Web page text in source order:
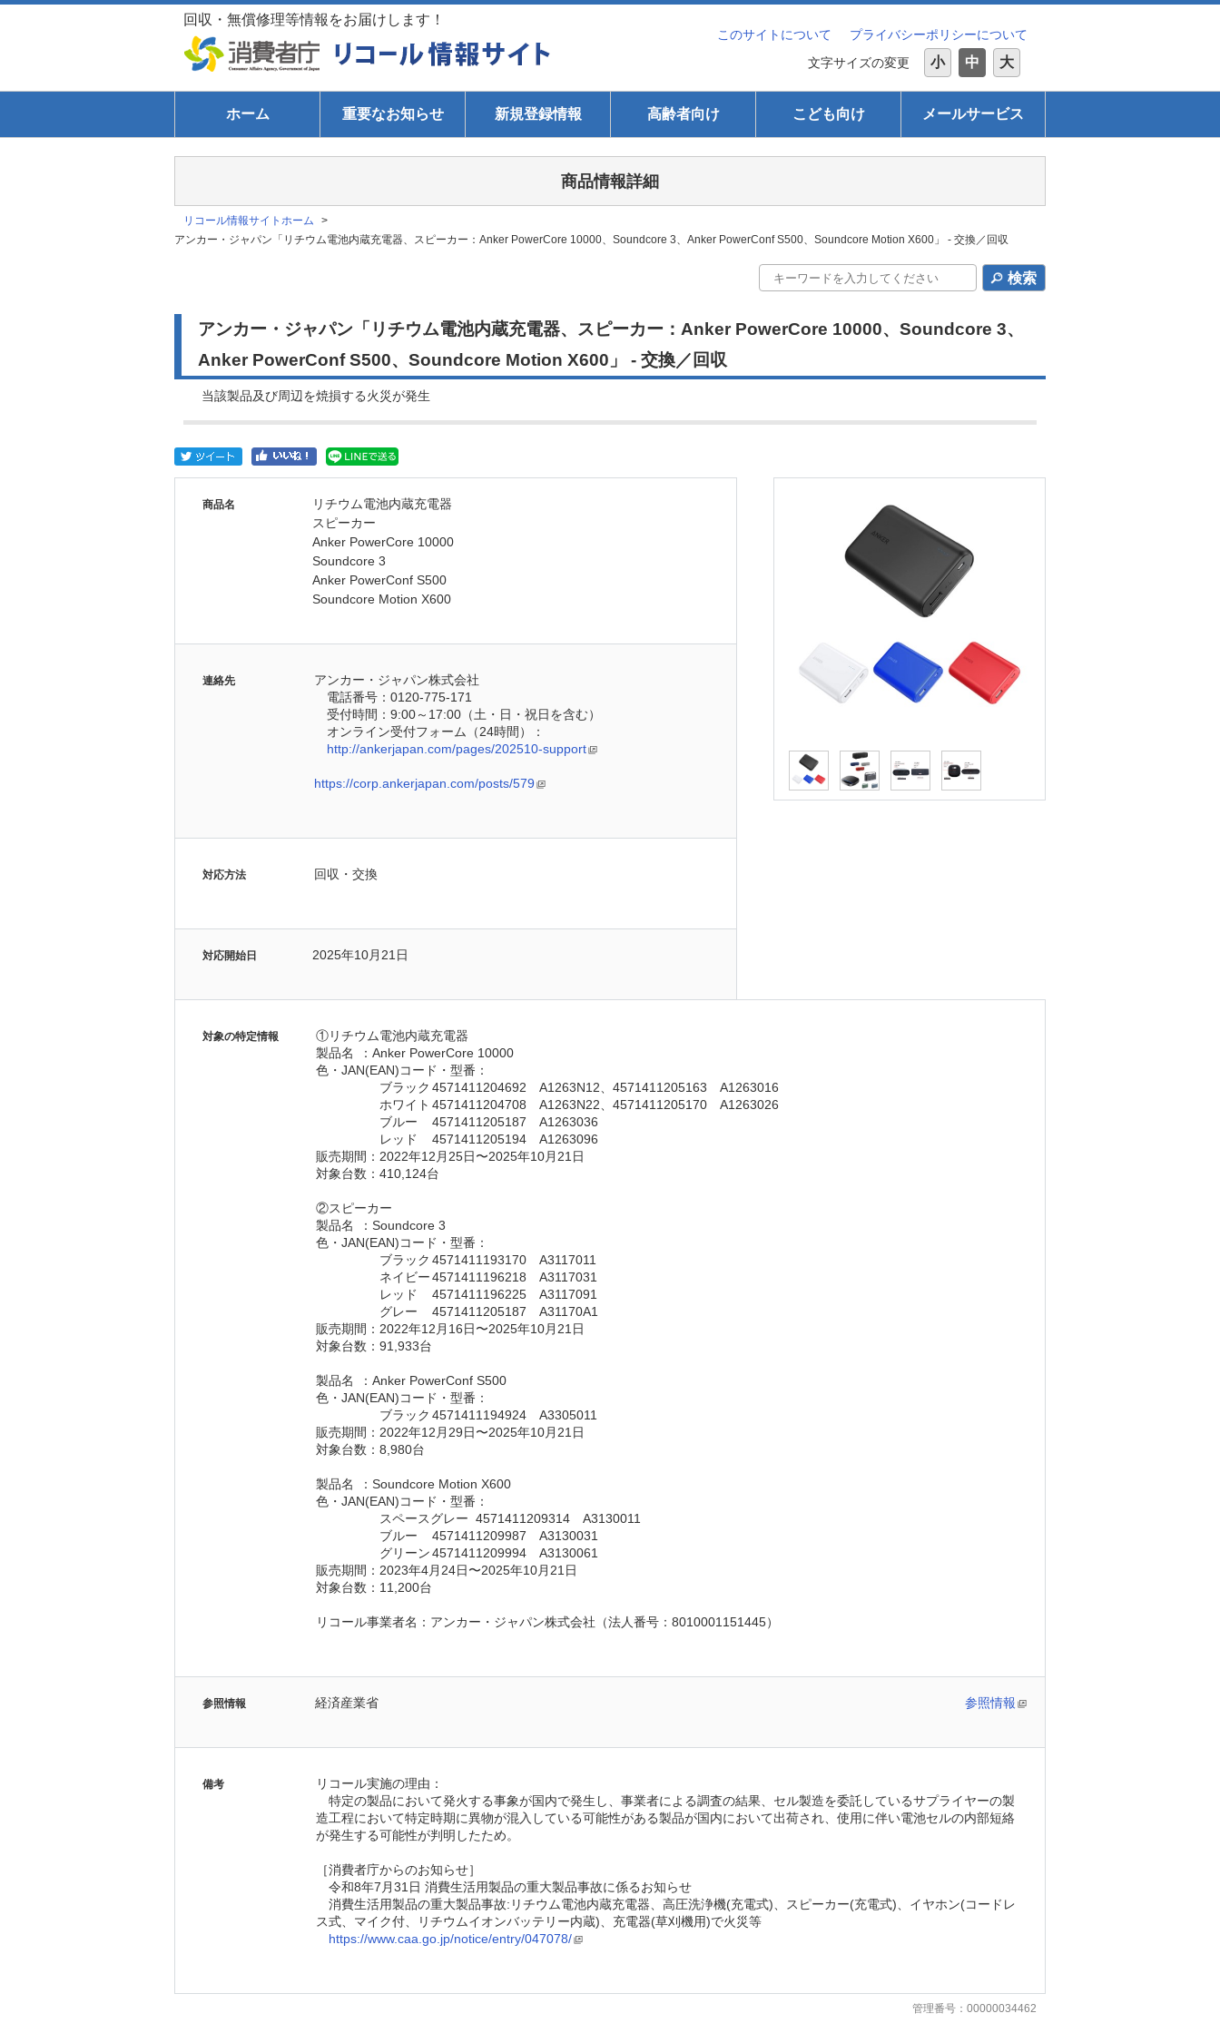
回収・無償修理等情報をお届けします！
このサイトについて
プライバシーポリシーについて
文字サイズの変更
小 中 大
ホーム 重要なお知らせ 新規登録情報 高齢者向け こども向け メールサービス
商品情報詳細
リコール情報サイトホーム
>
アンカー・ジャパン「リチウム電池内蔵充電器、スピーカー：Anker PowerCore 10000、Soundcore 3、Anker PowerConf S500、Soundcore Motion X600」 - 交換／回収
検索
アンカー・ジャパン「リチウム電池内蔵充電器、スピーカー：Anker PowerCore 10000、Soundcore 3、
Anker PowerConf S500、Soundcore Motion X600」 - 交換／回収
当該製品及び周辺を焼損する火災が発生
商品名
リチウム電池内蔵充電器
スピーカー
Anker PowerCore 10000
Soundcore 3
Anker PowerConf S500
Soundcore Motion X600
連絡先
アンカー・ジャパン株式会社
電話番号：0120-775-171
受付時間：9:00～17:00（土・日・祝日を含む）
オンライン受付フォーム（24時間）：
http://ankerjapan.com/pages/202510-support
https://corp.ankerjapan.com/posts/579
対応方法 回収・交換
対応開始日 2025年10月21日
対象の特定情報
①リチウム電池内蔵充電器
製品名	：Anker PowerCore 10000
色・JAN(EAN)コード・型番：
ブラック	4571411204692　A1263N12、4571411205163　A1263016
ホワイト	4571411204708　A1263N22、4571411205170　A1263026
ブルー	4571411205187　A1263036
レッド	4571411205194　A1263096
販売期間：2022年12月25日〜2025年10月21日
対象台数：410,124台
②スピーカー
製品名	：Soundcore 3
色・JAN(EAN)コード・型番：
ブラック	4571411193170　A3117011
ネイビー	4571411196218　A3117031
レッド	4571411196225　A3117091
グレー	4571411205187　A31170A1
販売期間：2022年12月16日〜2025年10月21日
対象台数：91,933台
製品名	：Anker PowerConf S500
色・JAN(EAN)コード・型番：
ブラック	4571411194924　A3305011
販売期間：2022年12月29日〜2025年10月21日
対象台数：8,980台
製品名	：Soundcore Motion X600
色・JAN(EAN)コード・型番：
スペースグレー	4571411209314　A3130011
ブルー	4571411209987　A3130031
グリーン	4571411209994　A3130061
販売期間：2023年4月24日〜2025年10月21日
対象台数：11,200台
リコール事業者名：アンカー・ジャパン株式会社（法人番号：8010001151445）
参照情報 経済産業省 参照情報
備考
リコール実施の理由：
特定の製品において発火する事象が国内で発生し、事業者による調査の結果、セル製造を委託しているサプライヤーの製
造工程において特定時期に異物が混入している可能性がある製品が国内において出荷され、使用に伴い電池セルの内部短絡
が発生する可能性が判明したため。
［消費者庁からのお知らせ］
令和8年7月31日 消費生活用製品の重大製品事故に係るお知らせ
消費生活用製品の重大製品事故:リチウム電池内蔵充電器、高圧洗浄機(充電式)、スピーカー(充電式)、イヤホン(コードレ
ス式、マイク付、リチウムイオンバッテリー内蔵)、充電器(草刈機用)で火災等
https://www.caa.go.jp/notice/entry/047078/
管理番号：00000034462